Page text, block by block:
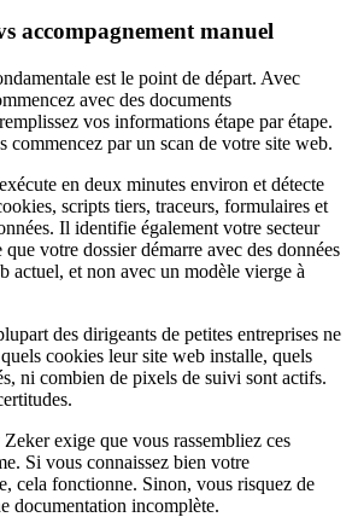
accompagnement manuel
est le point de départ. Avec
avec des documents
vos informations étape par étape.
commencez par un scan de votre site web.
en deux minutes environ et détecte
scripts tiers, traceurs, formulaires et
Il identifie également votre secteur
votre dossier démarre avec des données
actuel, et non avec un modèle vierge à
des dirigeants de petites entreprises ne
cookies leur site web installe, quels
ni combien de pixels de suivi sont actifs.
exige que vous rassembliez ces
Si vous connaissez bien votre
cela fonctionne. Sinon, vous risquez de
documentation incomplète.